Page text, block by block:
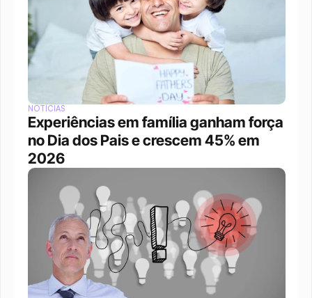
NOTÍCIAS
Experiências em família ganham força
no Dia dos Pais e crescem 45% em
2026